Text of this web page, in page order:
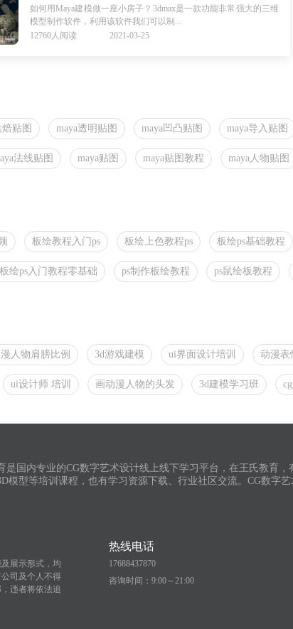
如何用Maya建模做一座小房子？3dmax是一款功能非常强大的三维
模型制作软件，利用该软件我们可以制...
12760人阅读
2021-03-25
焙贴图 maya透明贴图 maya凹凸贴图 maya导入贴图
法线贴图 maya贴图 maya贴图教程 maya人物贴图
板绘教程入门ps 板绘上色教程ps 板绘ps基础教程
板绘ps入门教程零基础 ps制作板绘教程 ps鼠绘板教程
人物肩膀比例 3d游戏建模 ui界面设计培训 动漫表
ui设计师 培训 画动漫人物的头发 3d建模学习班
是国内专业的CG数字艺术设计线上线下学习平台，在王氏教育，
模型等培训课程，也有学习资源下载、行业社区交流。CG数字艺
展示形式，均
司及个人不得
违者将依法追
热线电话
17688437870
咨询时间：9:00～21:00